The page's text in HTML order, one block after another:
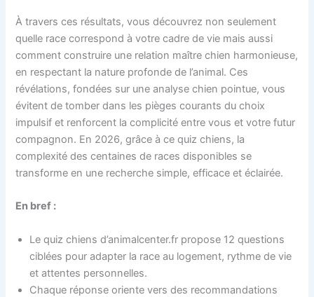
À travers ces résultats, vous découvrez non seulement
quelle race correspond à votre cadre de vie mais aussi
comment construire une relation maître chien harmonieuse,
en respectant la nature profonde de l’animal. Ces
révélations, fondées sur une analyse chien pointue, vous
évitent de tomber dans les pièges courants du choix
impulsif et renforcent la complicité entre vous et votre futur
compagnon. En 2026, grâce à ce quiz chiens, la
complexité des centaines de races disponibles se
transforme en une recherche simple, efficace et éclairée.
En bref :
Le quiz chiens d’animalcenter.fr propose 12 questions
ciblées pour adapter la race au logement, rythme de vie
et attentes personnelles.
Chaque réponse oriente vers des recommandations